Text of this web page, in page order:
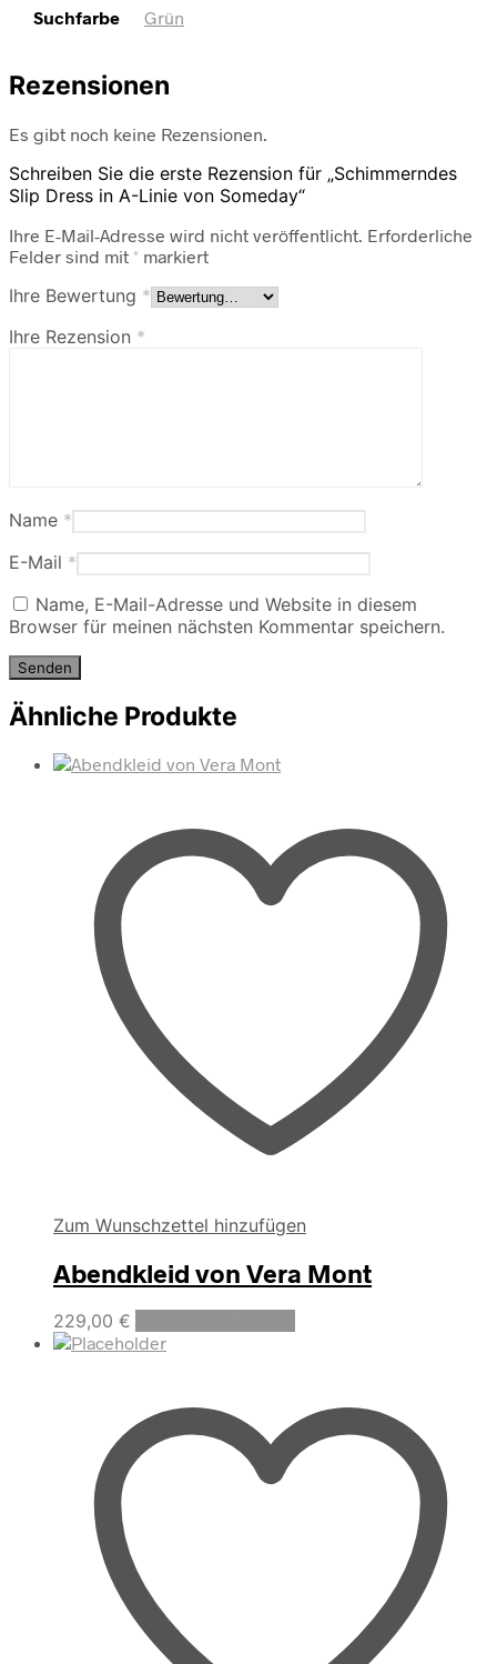
Suchfarbe Grün
Rezensionen
Es gibt noch keine Rezensionen.
Schreiben Sie die erste Rezension für „Schimmerndes
Slip Dress in A-Linie von Someday“
Ihre E-Mail-Adresse wird nicht veröffentlicht. Erforderliche
Felder sind mit * markiert
Ihre Bewertung *
Ihre Rezension *
Name *
E-Mail *
Name, E-Mail-Adresse und Website in diesem
Browser für meinen nächsten Kommentar speichern.
Ähnliche Produkte
Zum Wunschzettel hinzufügen
Abendkleid von Vera Mont
229,00 €
Varianten
auf.
Die